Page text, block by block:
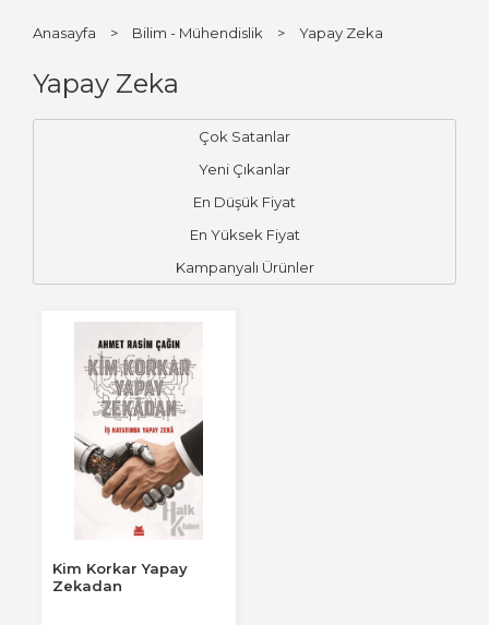
Anasayfa > Bilim - Mühendislik > Yapay Zeka
Yapay Zeka
Çok Satanlar
Yeni Çıkanlar
En Düşük Fiyat
En Yüksek Fiyat
Kampanyalı Ürünler
Kim Korkar Yapay
Zekadan